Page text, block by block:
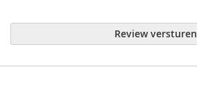
Review versturen